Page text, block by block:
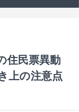
住民票異動
上の注意点